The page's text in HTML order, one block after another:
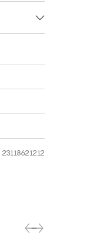
23118621212